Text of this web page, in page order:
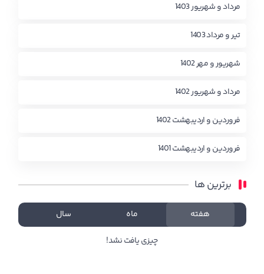
مرداد و شهریور 1403
تیر و مرداد 1403
شهریور و مهر 1402
مرداد و شهریور 1402
فروردین و اردیبهشت 1402
فروردین و اردیبهشت 1401
برترین ها
هفته ماه سال
چیزی یافت نشد!